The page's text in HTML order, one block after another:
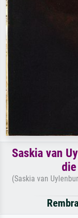
Saskia van
(Saskia van